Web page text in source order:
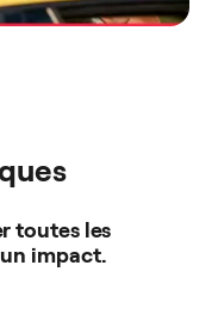
toutes les
impact.